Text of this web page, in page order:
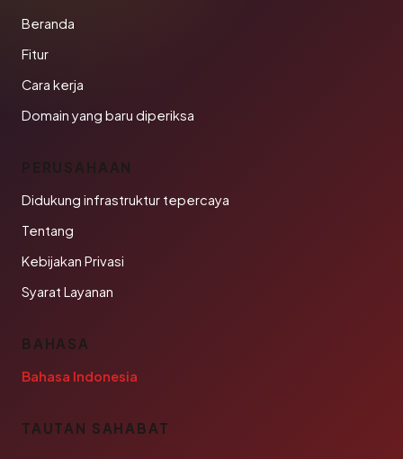
Beranda
Fitur
Cara kerja
Domain yang baru diperiksa
PERUSAHAAN
Didukung infrastruktur tepercaya
Tentang
Kebijakan Privasi
Syarat Layanan
BAHASA
Bahasa Indonesia
TAUTAN SAHABAT